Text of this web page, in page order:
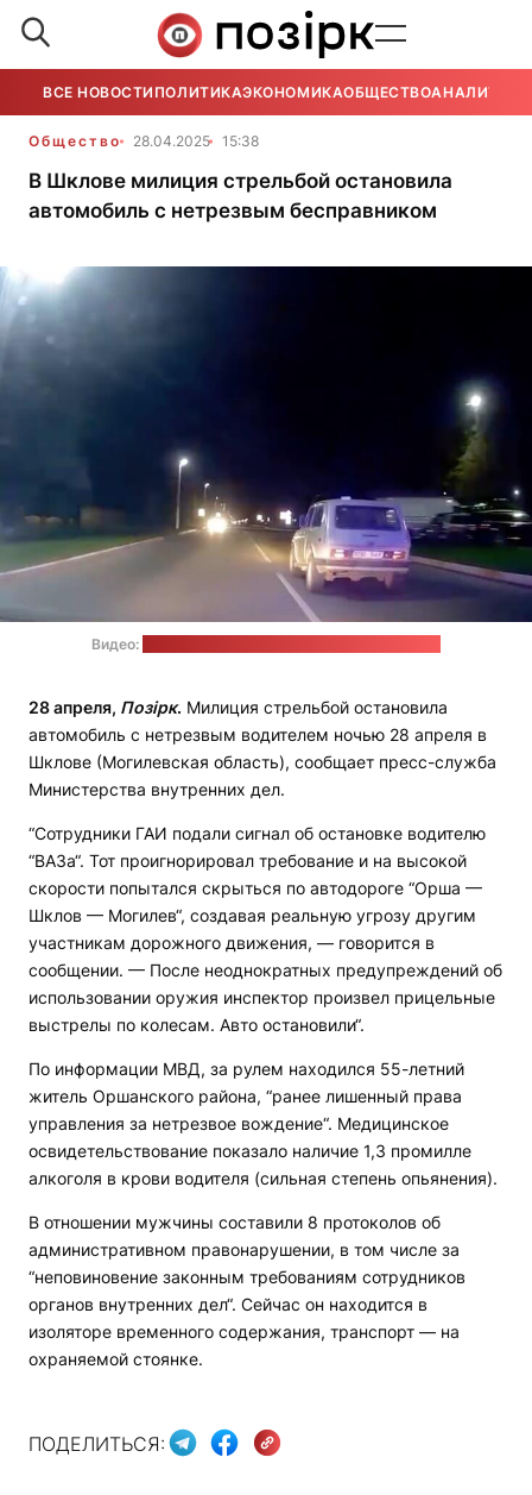
ВСЕ НОВОСТИ ПОЛИТИКАЭКОНОМИКАОБЩЕСТВОАНАЛИТИКА
Общество 28.04.2025 15:38
В Шклове милиция стрельбой остановила
автомобиль с нетрезвым бесправником
Видео:
28 апреля, Позірк. Милиция стрельбой остановила
автомобиль с нетрезвым водителем ночью 28 апреля в
Шклове (Могилевская область), сообщает пресс-служба
Министерства внутренних дел.
“Сотрудники ГАИ подали сигнал об остановке водителю
“ВАЗа“. Тот проигнорировал требование и на высокой
скорости попытался скрыться по автодороге “Орша —
Шклов — Могилев“, создавая реальную угрозу другим
участникам дорожного движения, — говорится в
сообщении. — После неоднократных предупреждений об
использовании оружия инспектор произвел прицельные
выстрелы по колесам. Авто остановили“.
По информации МВД, за рулем находился 55-летний
житель Оршанского района, “ранее лишенный права
управления за нетрезвое вождение“. Медицинское
освидетельствование показало наличие 1,3 промилле
алкоголя в крови водителя (сильная степень опьянения).
В отношении мужчины составили 8 протоколов об
административном правонарушении, в том числе за
“неповиновение законным требованиям сотрудников
органов внутренних дел“. Сейчас он находится в
изоляторе временного содержания, транспорт — на
охраняемой стоянке.
ПОДЕЛИТЬСЯ: